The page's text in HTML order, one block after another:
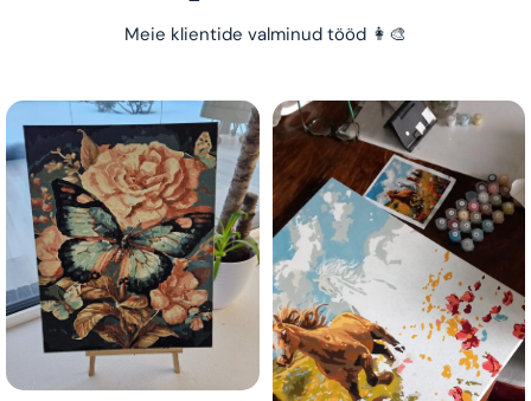
Meie klientide valminud tööd 👩‍🎨